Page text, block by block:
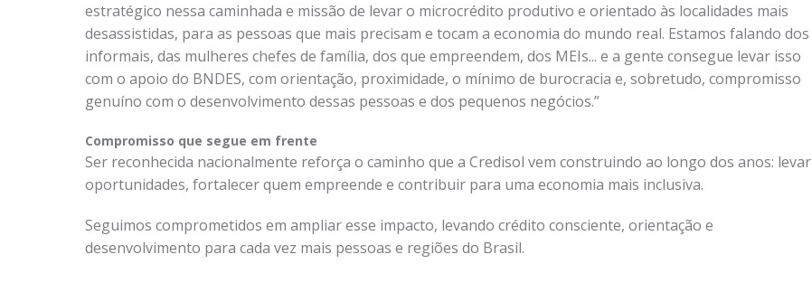
estratégico nessa caminhada e missão de levar o microcrédito produtivo e orientado às localidades mais
desassistidas, para as pessoas que mais precisam e tocam a economia do mundo real. Estamos falando dos
informais, das mulheres chefes de família, dos que empreendem, dos MEIs... e a gente consegue levar isso
com o apoio do BNDES, com orientação, proximidade, o mínimo de burocracia e, sobretudo, compromisso
genuíno com o desenvolvimento dessas pessoas e dos pequenos negócios.”
Compromisso que segue em frente
Ser reconhecida nacionalmente reforça o caminho que a Credisol vem construindo ao longo dos anos: levar
oportunidades, fortalecer quem empreende e contribuir para uma economia mais inclusiva.
Seguimos comprometidos em ampliar esse impacto, levando crédito consciente, orientação e
desenvolvimento para cada vez mais pessoas e regiões do Brasil.